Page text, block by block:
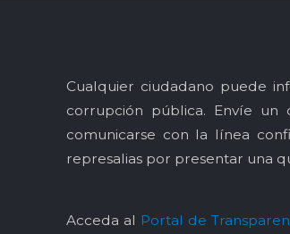
Cualquier ciudadano puede
corrupción pública. Envíe un
comunicarse con la línea
represalias por presentar una
Acceda al Portal de